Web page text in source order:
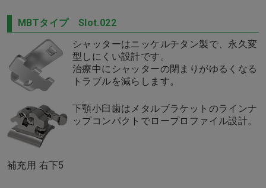
MBTタイプ Slot.022
シャッターはニッケルチタン製で、永久変
型しにくい設計です。
治療中にシャッターの閉まりがゆるくなる
トラブルを減らします。
下顎小臼歯はメタルブラケットのラインナ
ップコンパクトでロープロファイル設計。
補充用 右下5